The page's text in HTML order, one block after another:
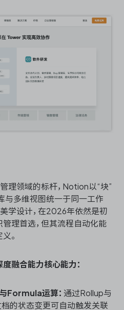
理领域的标杆，Notion以“块”
与多维视图统一于同一工作
学设计，在2026年依然是初
理首选，但其流程自动化能
。
融合能力核心能力：
Formula运算： 通过Rollup与
档的状态变更可自动触发关联